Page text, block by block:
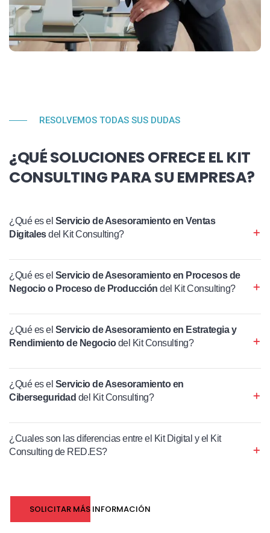
RESOLVEMOS TODAS SUS DUDAS
¿QUÉ SOLUCIONES OFRECE EL KIT
CONSULTING PARA SU EMPRESA?
¿Qué es el Servicio de Asesoramiento en Ventas
Digitalesdel Kit Consulting?
¿Qué es el Servicio de Asesoramiento en Procesos de
Negocio o Proceso de Producción del Kit Consulting?
¿Qué es el Servicio de Asesoramiento en Estrategia y
Rendimiento de Negociodel Kit Consulting?
¿Qué es el Servicio de Asesoramiento en
Ciberseguridad del Kit Consulting?
¿Cuales son las diferencias entre el Kit Digital y el Kit
Consulting de RED.ES?
SOLICITAR MÁS INFORMACIÓN